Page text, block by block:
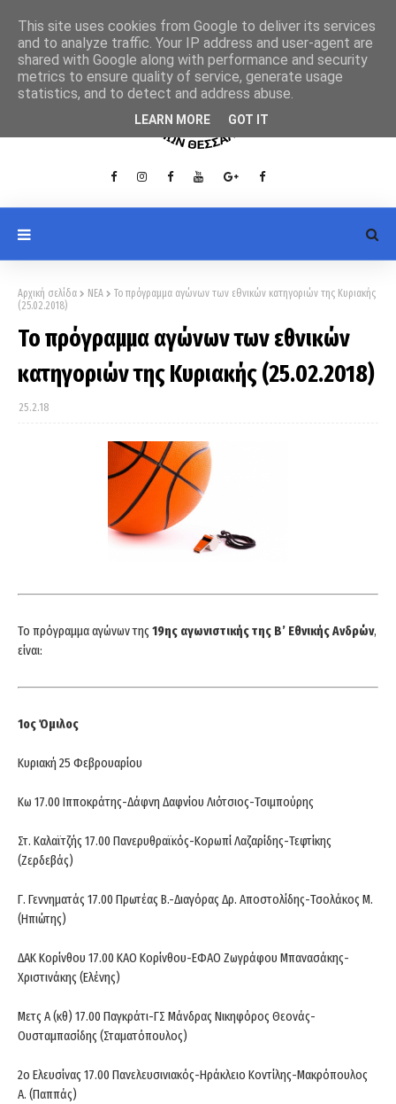
Αρχική σελίδα ΝΕΑ
Το πρόγραμμα αγώνων των εθνικών κατηγοριών της Κυριακής
(25.02.2018)
Το πρόγραμμα αγώνων των εθνικών
κατηγοριών της Κυριακής (25.02.2018)
25.2.18
Το πρόγραμμα αγώνων της 19ης αγωνιστικής της Β’ Εθνικής Ανδρών,
είναι:
1ος Όμιλος
Κυριακή 25 Φεβρουαρίου
Κω 17.00 Ιπποκράτης-Δάφνη Δαφνίου Λιότσιος-Τσιμπούρης
Στ. Καλαϊτζής 17.00 Πανερυθραϊκός-Κορωπί Λαζαρίδης-Τεφτίκης
(Ζερδεβάς)
Γ. Γεννηματάς 17.00 Πρωτέας Β.-Διαγόρας Δρ. Αποστολίδης-Τσολάκος Μ.
(Ηπιώτης)
ΔΑΚ Κορίνθου 17.00 ΚΑΟ Κορίνθου-ΕΦΑΟ Ζωγράφου Μπανασάκης-
Χριστινάκης (Ελένης)
Μετς Α (κθ) 17.00 Παγκράτι-ΓΣ Μάνδρας Νικηφόρος Θεονάς-
Ουσταμπασίδης (Σταματόπουλος)
2ο Ελευσίνας 17.00 Πανελευσινιακός-Ηράκλειο Κοντίλης-Μακρόπουλος
Α. (Παππάς)
This site uses cookies from Google to deliver its services
and to analyze traffic. Your IP address and user-agent are
shared with Google along with performance and security
metrics to ensure quality of service, generate usage
statistics, and to detect and address abuse.
LEARN MORE GOT IT